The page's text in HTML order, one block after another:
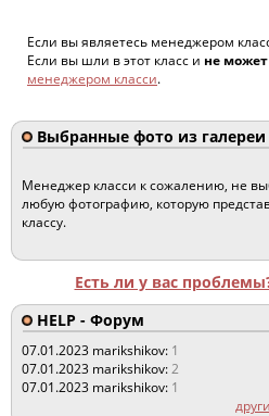
Если вы являетесь менеджером
Если вы шли в этот класс и не
менеджером класси.
Выбранные фото из
Менеджер класси к сожалению, не
любую фотографию, которую
классу.
Есть ли у вас
HELP - Форум
07.01.2023 marikshikov: 1
07.01.2023 marikshikov:2
07.01.2023 marikshikov: 1